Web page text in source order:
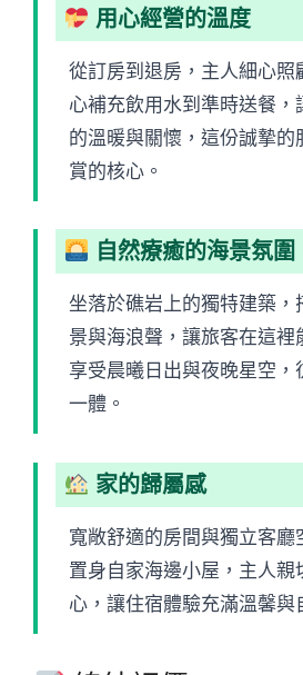
用心經營的溫度
從訂房到退房，主人細心照
心補充飲用水到準時送餐，
的溫暖與關懷，這份誠摯的
賞的核心。
自然療癒的海景氛圍
坐落於礁岩上的獨特建築，
景與海浪聲，讓旅客在這裡
享受晨曦日出與夜晚星空，
一體。
家的歸屬感
寬敞舒適的房間與獨立客廳
置身自家海邊小屋，主人親
心，讓住宿體驗充滿溫馨與